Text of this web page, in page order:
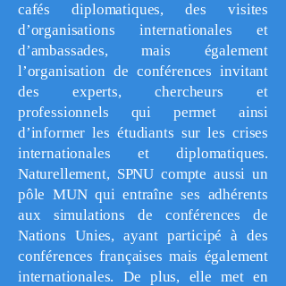
cafés diplomatiques, des visites
d’organisations internationales et
d’ambassades, mais également
l’organisation de conférences invitant
des experts, chercheurs et
professionnels qui permet ainsi
d’informer les étudiants sur les crises
internationales et diplomatiques.
Naturellement, SPNU compte aussi un
pôle MUN qui entraîne ses adhérents
aux simulations de conférences de
Nations Unies, ayant participé à des
conférences françaises mais également
internationales. De plus, elle met en